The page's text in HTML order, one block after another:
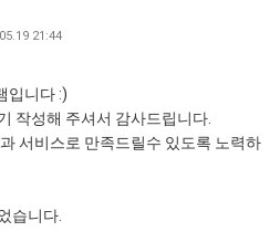
21:44
입니다 :)
작성해 주셔서 감사드립니다.
서비스로 만족드릴수 있도록 노력하
습니다.